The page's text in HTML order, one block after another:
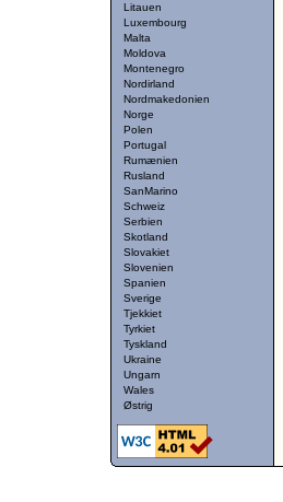
Litauen
Luxembourg
Malta
Moldova
Montenegro
Nordirland
Nordmakedonien
Norge
Polen
Portugal
Rumænien
Rusland
SanMarino
Schweiz
Serbien
Skotland
Slovakiet
Slovenien
Spanien
Sverige
Tjekkiet
Tyrkiet
Tyskland
Ukraine
Ungarn
Wales
Østrig